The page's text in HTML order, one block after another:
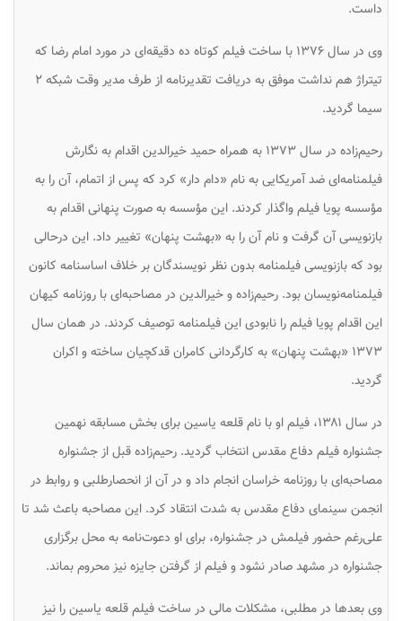
داست.
وی در سال ۱۳۷۶ با ساخت فیلم کوتاه ده دقیقه‌ای در مورد امام رضا که
تیتراژ هم نداشت موفق به دریافت تقدیرنامه از طرف مدیر وقت شبکه ۲
سیما گردید.
رحیم‌زاده در سال ۱۳۷۳ به همراه حمید خیرالدین اقدام به نگارش
فیلمنامه‌ای ضد آمریکایی به نام «دام دار» کرد که پس از اتمام، آن را به
مؤسسه پویا فیلم واگذار کردند. این مؤسسه به صورت پنهانی اقدام به
بازنویسی آن گرفت و نام آن را به «بهشت پنهان» تغییر داد. این درحالی
بود که بازنویسی فیلمنامه بدون نظر نویسندگان بر خلاف اساسنامه کانون
فیلمنامه‌نویسان بود. رحیم‌زاده و خیرالدین در مصاحبه‌ای با روزنامه کیهان
این اقدام پویا فیلم را نابودی این فیلمنامه توصیف کردند. در همان سال
۱۳۷۳ «بهشت پنهان» به کارگردانی کامران قدکچیان ساخته و اکران
گردید.
در سال ۱۳۸۱، فیلم او با نام قلعه یاسین برای بخش مسابقه نهمین
جشنواره فیلم دفاع مقدس انتخاب گردید. رحیم‌زاده قبل از جشنواره
مصاحبه‌ای با روزنامه خراسان انجام داد و در آن از انحصارطلبی و روابط در
انجمن سینمای دفاع مقدس به شدت انتقاد کرد. این مصاحبه باعث شد تا
علی‌رغم حضور فیلمش در جشنواره، برای او دعوت‌نامه به محل برگزاری
جشنواره در مشهد صادر نشود و فیلم از گرفتن جایزه نیز محروم بماند.
وی بعدها در مطلبی، مشکلات مالی در ساخت فیلم قلعه یاسین را نیز